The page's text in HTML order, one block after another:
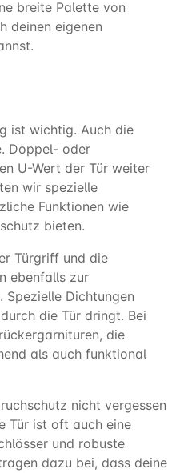
breite Palette von
deinen eigenen
ist wichtig. Auch die
Doppel- oder
U-Wert der Tür weiter
wir spezielle
Funktionen wie
bieten.
Türgriff und die
ebenfalls zur
Spezielle Dichtungen
die Tür dringt. Bei
die
als auch funktional
nicht vergessen
Tür ist oft auch eine
und robuste
dazu bei, dass deine